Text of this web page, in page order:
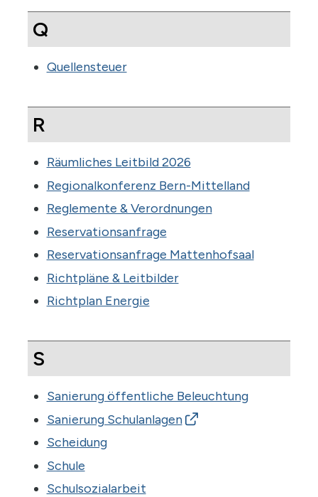
Q
Quellensteuer
R
Räumliches Leitbild 2026
Regionalkonferenz Bern-Mittelland
Reglemente & Verordnungen
Reservationsanfrage
Reservationsanfrage Mattenhofsaal
Richtpläne & Leitbilder
Richtplan Energie
S
Sanierung öffentliche Beleuchtung
Sanierung Schulanlagen
Scheidung
Schule
Schulsozialarbeit